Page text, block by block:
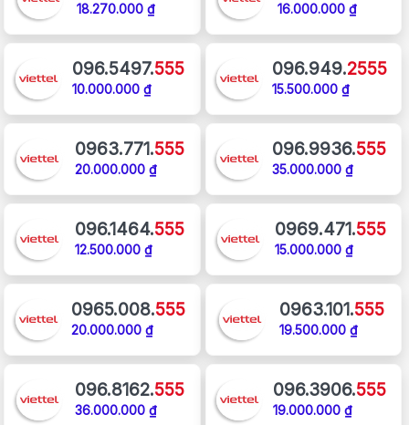
18.270.000 ₫ 16.000.000 ₫
096.5497.555
10.000.000 ₫
096.949.2555
15.500.000 ₫
0963.771.555
20.000.000 ₫
096.9936.555
35.000.000 ₫
096.1464.555
12.500.000 ₫
0969.471.555
15.000.000 ₫
0965.008.555
20.000.000 ₫
0963.101.555
19.500.000 ₫
096.8162.555
36.000.000 ₫
096.3906.555
19.000.000 ₫